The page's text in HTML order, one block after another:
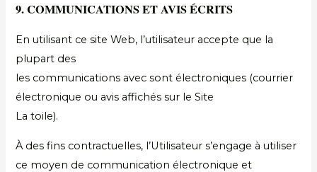
9. COMMUNICATIONS ET AVIS ÉCRITS
En utilisant ce site Web, l’utilisateur accepte que la
plupart des
les communications avec sont électroniques (courrier
électronique ou avis affichés sur le Site
La toile).
À des fins contractuelles, l’Utilisateur s’engage à utiliser
ce moyen de communication électronique et